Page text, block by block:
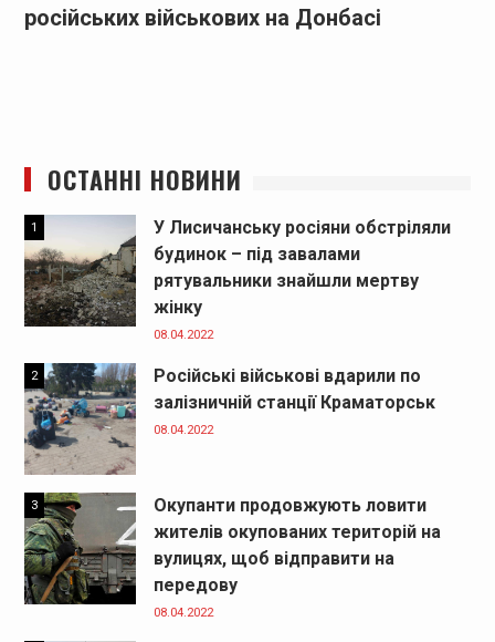
російських військових на Донбасі
ОСТАННІ НОВИНИ
1
У Лисичанську росіяни обстріляли
будинок – під завалами
рятувальники знайшли мертву
жінку
08.04.2022
2
Російські військові вдарили по
залізничній станції Краматорськ
08.04.2022
3
Окупанти продовжують ловити
жителів окупованих територій на
вулицях, щоб відправити на
передову
08.04.2022